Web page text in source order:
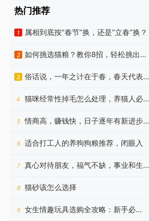
热门推荐
1 属相到底按“春节”换，还是“立春”换？
2
如何挑选猫粮？教你8招，轻松挑出优
质猫粮！
3
俗话说，一年之计在于春，春天代表着
朝气蓬勃、代表着希望
4
猫咪经常性掉毛怎么处理，养猫人必
看！
5
情商高，赚钱快，日子逐年有新进步的
四个星座，今年更好
6 适合打工人的养狗狗粮推荐，闭眼入
7
真心对待朋友，福气不缺，事业和生意
蒸蒸日上的四个星座
8 猫砂该怎么选择
9
女生情趣玩具选购全攻略：新手必